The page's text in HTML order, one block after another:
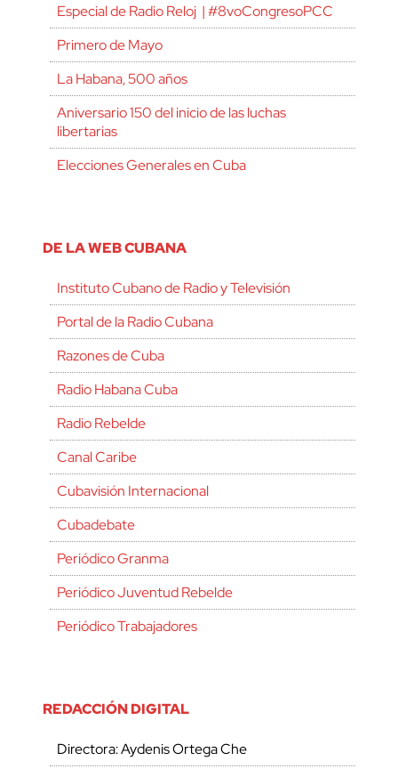
Especial de Radio Reloj | #8voCongresoPCC
Primero de Mayo
La Habana, 500 años
Aniversario 150 del inicio de las luchas
libertarias
Elecciones Generales en Cuba
DE LA WEB CUBANA
Instituto Cubano de Radio y Televisión
Portal de la Radio Cubana
Razones de Cuba
Radio Habana Cuba
Radio Rebelde
Canal Caribe
Cubavisión Internacional
Cubadebate
Periódico Granma
Periódico Juventud Rebelde
Periódico Trabajadores
REDACCIÓN DIGITAL
Directora: Aydenis Ortega Che